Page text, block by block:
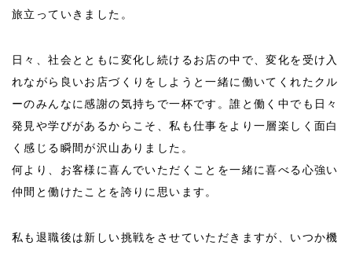
旅立っていきました。
日々、社会とともに変化し続けるお店の中で、変化を受け入
れながら良いお店づくりをしようと一緒に働いてくれたクル
ーのみんなに感謝の気持ちで一杯です。誰と働く中でも日々
発見や学びがあるからこそ、私も仕事をより一層楽しく面白
く感じる瞬間が沢山ありました。
何より、お客様に喜んでいただくことを一緒に喜べる心強い
仲間と働けたことを誇りに思います。
私も退職後は新しい挑戦をさせていただきますが、いつか機